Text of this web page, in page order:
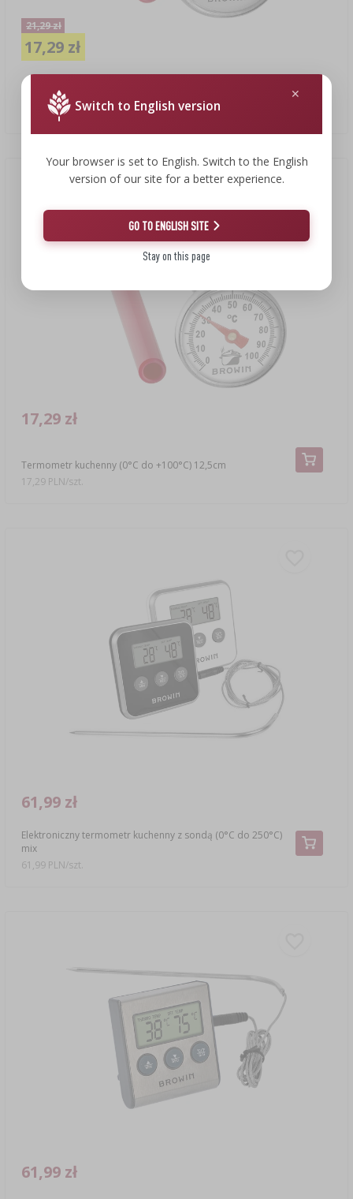
Termometr kuchenny z grafiką (0°C do +100°C) 12,5cm
21,29 zł
17,29 zł
17,29 PLN/szt.
Termometr kuchenny (0°C do +100°C) 12,5cm
17,29 zł
17,29 PLN/szt.
Elektroniczny termometr kuchenny z sondą (0°C do 250°C)
mix
61,99 zł
61,99 PLN/szt.
61,99 zł
Switch to English version
Your browser is set to English. Switch to the English
version of our site for a better experience.
GO TO ENGLISH SITE
Stay on this page